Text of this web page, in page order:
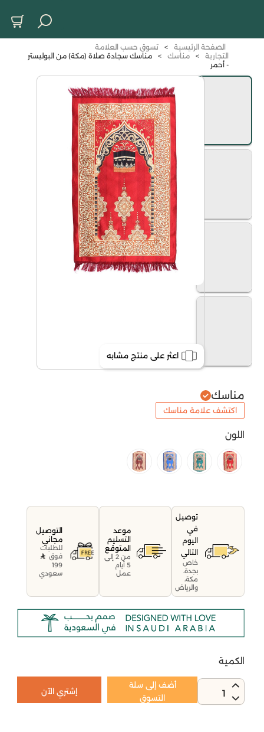
الصفحة الرئيسية >
تسوق حسب العلامة
التجارية
> مناسك >
مناسك سجادة صلاة (مكة) من البوليستر
- أحمر
اعثر على منتج مشابه
مناسك
اكتشف علامة مناسك
اللون
توصيل
في
اليوم
التالي
خاص
بجدة،
مكة،
والرياض
موعد
التسليم
المتوقع
من 2 إلى
5 أيام
عمل
التوصيل
مجاني
للطلبات
فوق
199
سعودي
الكمية
1
أضف إلى سلة
التسوق
إشتري الآن